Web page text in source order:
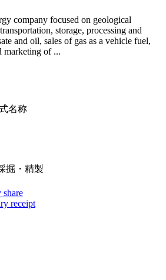
company focused on geological
storage, processing and
and oil, sales of gas as a vehicle fuel,
marketing of ...
名称
掘・精製
share
receipt